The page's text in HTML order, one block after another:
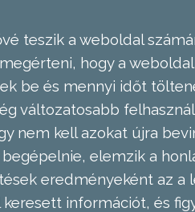
teszik a weboldal
hogy a
be és mennyi időt
változatosabb
nem kell azokat újra
elemzik a
eredményeként az a
információt, és